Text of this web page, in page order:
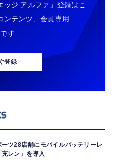
ッジ アルファ」登録はこ
ンテンツ、会員専用
す
登録
ツ28店舗にモバイルバッテリーレ
充レン」を導入